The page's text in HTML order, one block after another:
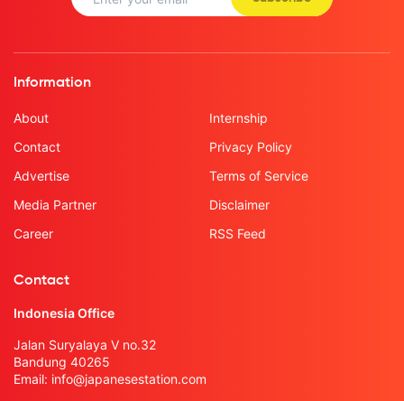
Information
About
Contact
Advertise
Media Partner
Career
Internship
Privacy Policy
Terms of Service
Disclaimer
RSS Feed
Contact
Indonesia Office
Jalan Suryalaya V no.32
Bandung 40265
Email: info@japanesestation.com